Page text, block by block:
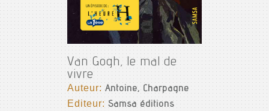
Van Gogh, le mal de
vivre
Auteur:Antoine, Charpagne
Editeur: Samsa éditions